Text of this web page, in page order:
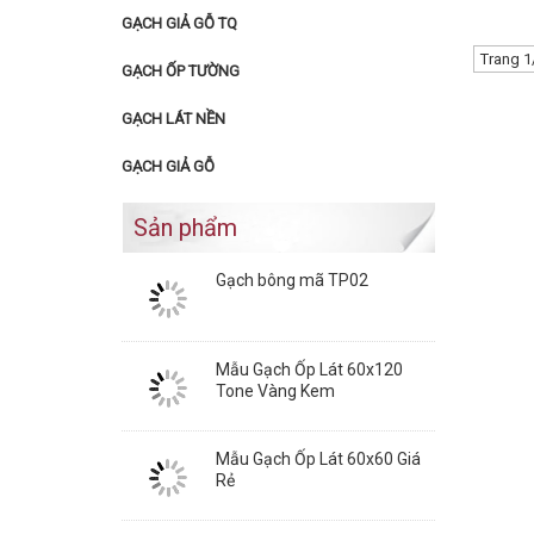
Trang
GẠCH GIẢ GỖ TQ
GẠCH ỐP TƯỜNG
GẠCH LÁT NỀN
GẠCH GIẢ GỖ
Sản phẩm
Gạch bông mã TP02
Mẫu Gạch Ốp Lát 60x120
Tone Vàng Kem
Mẫu Gạch Ốp Lát 60x60 Giá
Rẻ